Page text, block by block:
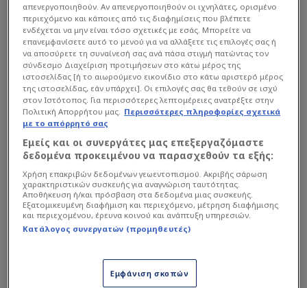
Ο Λιθουανός τεχνικός παραδέχθηκε την
ανωτερότητα του Ολυμπιακού στον ημιτελικό,
τονίζοντας ότι οι Ερυθρόλευκοι έπαιξαν όπως ο
συνηθισμένος εαυτός τους, σε αντίθεση με την
τουρκική ομάδα.
Διαβάστε επίσης...
απενεργοποιηθούν. Αν απενεργοποιηθούν οι ιχνηλάτες, ορισμένο
περιεχόμενο και κάποιες από τις διαφημίσεις που βλέπετε
ενδέχεται να μην είναι τόσο σχετικές με εσάς. Μπορείτε να
επανεμφανίσετε αυτό το μενού για να αλλάξετε τις επιλογές σας ή
να αποσύρετε τη συναίνεσή σας ανά πάσα στιγμή πατώντας τον
σύνδεσμο Διαχείριση προτιμήσεων στο κάτω μέρος της
ιστοσελίδας [ή το αιωρούμενο εικονίδιο στο κάτω αριστερό μέρος
της ιστοσελίδας, εάν υπάρχει]. Οι επιλογές σας θα τεθούν σε ισχύ
στον Ιστότοπος. Για περισσότερες λεπτομέρειες ανατρέξτε στην
Πολιτική Απορρήτου μας. Περισσότερες πληροφορίες σχετικά
με το απόρρητό σας
Εμείς και οι συνεργάτες μας επεξεργαζόμαστε
δεδομένα προκειμένου να παρασχεθούν τα εξής:
Χρήση επακριβών δεδομένων γεωεντοπισμού. Ακριβής σάρωση
χαρακτηριστικών συσκευής για αναγνώριση ταυτότητας.
Αποθήκευση ή/και πρόσβαση στα δεδομένα μιας συσκευής.
Εξατομικευμένη διαφήμιση και περιεχόμενο, μέτρηση διαφήμισης
και περιεχομένου, έρευνα κοινού και ανάπτυξη υπηρεσιών.
Κατάλογος συνεργατών (προμηθευτές)
Εμφάνιση σκοπών